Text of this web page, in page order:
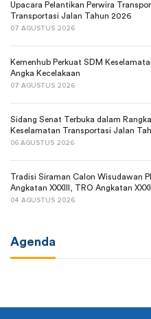
Upacara Pelantikan Perwira
Transportasi Jalan Tahun 2026
07 AGUSTUS 2026
Kemenhub Perkuat SDM
Angka Kecelakaan
07 AGUSTUS 2026
Sidang Senat Terbuka dalam
Keselamatan Transportasi Jalan
06 AGUSTUS 2026
Tradisi Siraman Calon Wisudawan
Angkatan XXXIII, TRO Angkatan
04 AGUSTUS 2026
Agenda